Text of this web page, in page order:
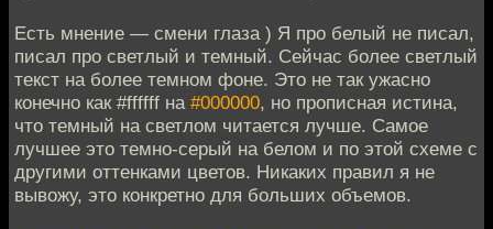
Есть мнение — смени глаза ) Я про белый не писал,
писал про светлый и темный. Сейчас более светлый
текст на более темном фоне. Это не так ужасно
конечно как #ffffff на #000000, но прописная истина,
что темный на светлом читается лучше. Самое
лучшее это темно-серый на белом и по этой схеме с
другими оттенками цветов. Никаких правил я не
вывожу, это конкретно для больших объемов.